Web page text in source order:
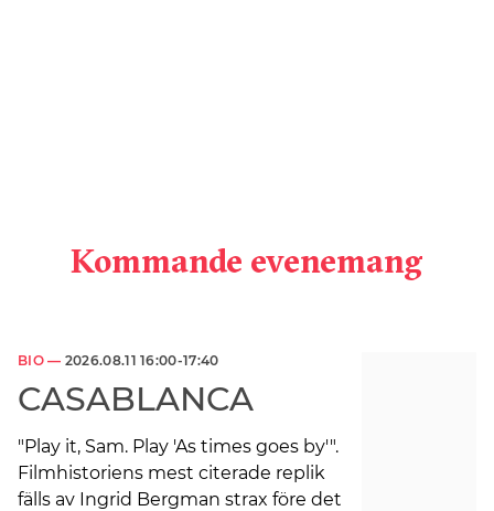
Kommande evenemang
BIO — 2026.08.11 16:00-17:40
CASABLANCA
"Play it, Sam. Play 'As times goes by'".
Filmhistoriens mest citerade replik
fälls av Ingrid Bergman strax före det